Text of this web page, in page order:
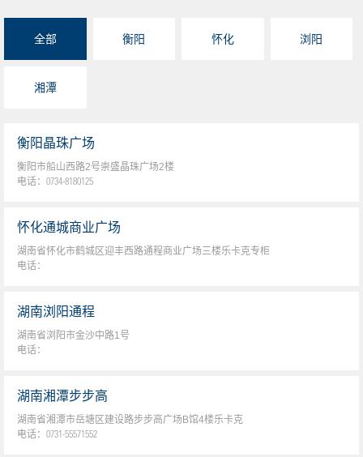
全部 衡阳 怀化 浏阳
湘潭
衡阳晶珠广场
衡阳市船山西路2号崇盛晶珠广场2楼
电话： 0734-8180125
怀化通城商业广场
湖南省怀化市鹤城区迎丰西路通程商业广场三楼乐卡克专柜
电话：
湖南浏阳通程
湖南省浏阳市金沙中路1号
电话：
湖南湘潭步步高
湖南省湘潭市岳塘区建设路步步高广场B馆4楼乐卡克
电话： 0731-55571552